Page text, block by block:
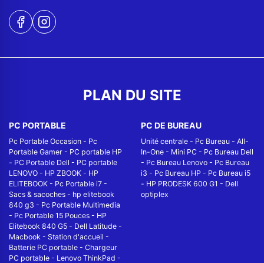
PLAN DU SITE
PC PORTABLE
Pc Portable Occasion - Pc
Portable Gamer - PC portable HP
- PC Portable Dell - PC portable
LENOVO - HP ZBOOK - HP
ELITEBOOK - Pc Portable i7 -
Sacs & sacoches - hp elitebook
840 g3 - Pc Portable Multimedia
- Pc Portable 15 Pouces - HP
Elitebook 840 G5 - Dell Latitude -
Macbook - Station d'accueil -
Batterie PC portable - Chargeur
PC portable - Lenovo ThinkPad -
PC DE BUREAU
Unité centrale - Pc Bureau - All-
In-One - Mini PC - Pc Bureau Dell
- Pc Bureau Lenovo - Pc Bureau
i3 - Pc Bureau HP - Pc Bureau i5
- HP PRODESK 600 G1 - Dell
optiplex